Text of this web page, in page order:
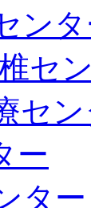
ン
セ
セ
ー
ター